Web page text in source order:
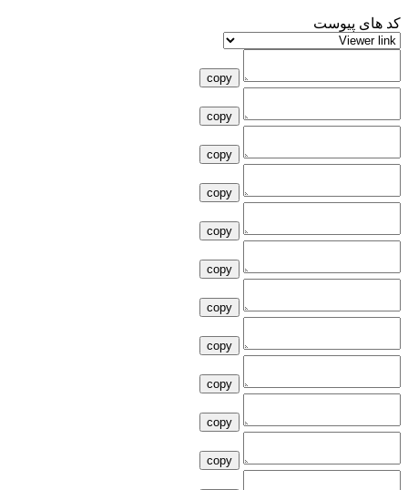
کد های پیوست
copy
copy
copy
copy
copy
copy
copy
copy
copy
copy
copy